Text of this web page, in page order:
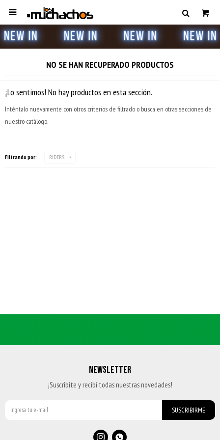

NO SE HAN RECUPERADO PRODUCTOS
¡Lo sentimos! No hay productos en esta sección.
Inténtalo nuevamente con otros criterios de filtrado o busca en otras secciones de
nuestro catálogo.
Filtrando por: RIDERS
NEWSLETTER
¡Suscribite y recibí todas nuestras novedades!
SUSCRIBIRME
 